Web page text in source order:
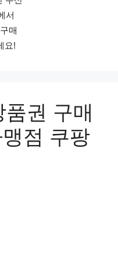
서
매
요!
권 구매
점 쿠팡